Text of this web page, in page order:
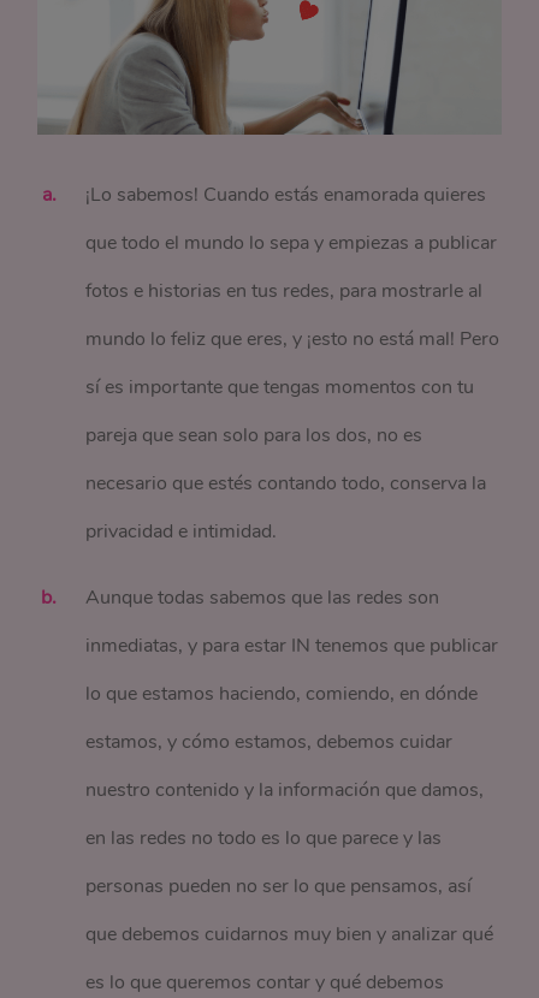
¡Lo sabemos! Cuando estás enamorada quieres
que todo el mundo lo sepa y empiezas a publicar
fotos e historias en tus redes, para mostrarle al
mundo lo feliz que eres, y ¡esto no está mal! Pero
sí es importante que tengas momentos con tu
pareja que sean solo para los dos, no es
necesario que estés contando todo, conserva la
privacidad e intimidad.
Aunque todas sabemos que las redes son
inmediatas, y para estar IN tenemos que publicar
lo que estamos haciendo, comiendo, en dónde
estamos, y cómo estamos, debemos cuidar
nuestro contenido y la información que damos,
en las redes no todo es lo que parece y las
personas pueden no ser lo que pensamos, así
que debemos cuidarnos muy bien y analizar qué
es lo que queremos contar y qué debemos